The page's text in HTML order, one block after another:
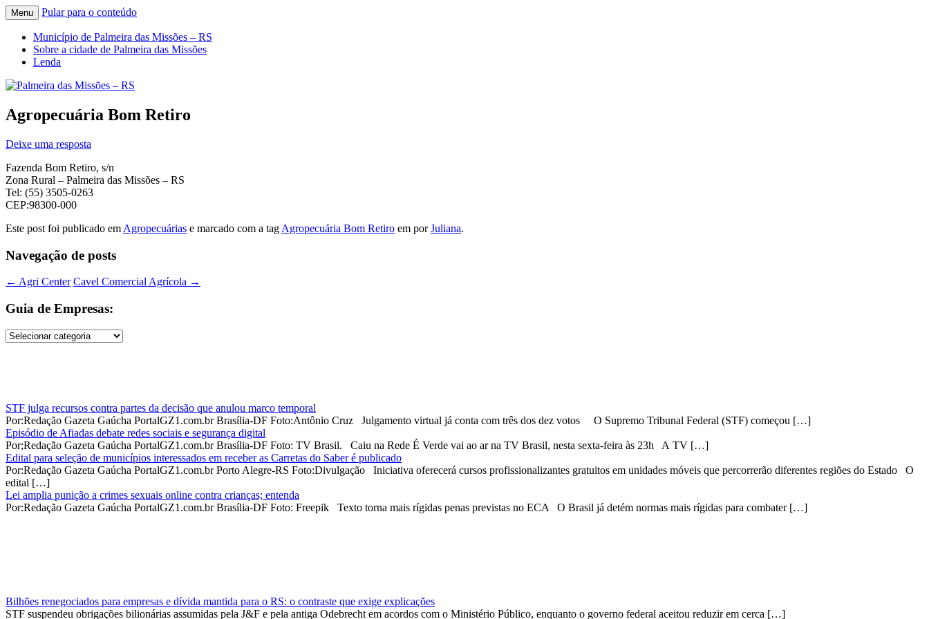
Palmeira das Missões – RS
Guia de endereços empresariais de Palmeira das Missões
Menu Pular para o conteúdo
Município de Palmeira das Missões – RS
Sobre a cidade de Palmeira das Missões
Lenda
Agropecuária Bom Retiro
Deixe uma resposta
Fazenda Bom Retiro, s/n
Zona Rural – Palmeira das Missões – RS
Tel: (55) 3505-0263
CEP:98300-000
Este post foi publicado em Agropecuárias e marcado com a tag Agropecuária Bom Retiro em porJuliana.
Navegação de posts
← Agri Center Cavel Comercial Agrícola →
Guia de Empresas:
Guia
STF julga recursos contra partes da decisão que anulou marco temporal
Por:Redação Gazeta Gaúcha PortalGZ1.com.br Brasília-DF Foto:Antônio Cruz Julgamento virtual já conta com três dos dez votos O Supremo Tribunal Federal (STF) começou […]
Episódio de Afiadas debate redes sociais e segurança digital
Por;Redação Gazeta Gaúcha PortalGZ1.com.br Brasília-DF Foto: TV Brasil. Caiu na Rede É Verde vai ao ar na TV Brasil, nesta sexta-feira às 23h A TV […]
Edital para seleção de municípios interessados em receber as Carretas do Saber é publicado
Por:Redação Gazeta Gaúcha PortalGZ1.com.br Porto Alegre-RS Foto:Divulgação Iniciativa oferecerá cursos profissionalizantes gratuitos em unidades móveis que percorrerão diferentes regiões do Estado O
edital […]
Lei amplia punição a crimes sexuais online contra crianças; entenda
Por:Redação Gazeta Gaúcha PortalGZ1.com.br Brasília-DF Foto: Freepik Texto torna mais rígidas penas previstas no ECA O Brasil já detém normas mais rígidas para combater […]
Bilhões renegociados para empresas e dívida mantida para o RS: o contraste que exige explicações
STF suspendeu obrigações bilionárias assumidas pela J&F e pela antiga Odebrecht em acordos com o Ministério Público, enquanto o governo federal aceitou reduzir em cerca […]